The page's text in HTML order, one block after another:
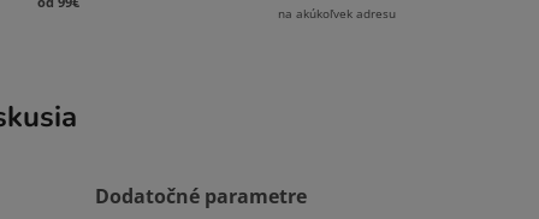
na akúkoľvek adresu
Dodatočné parametre